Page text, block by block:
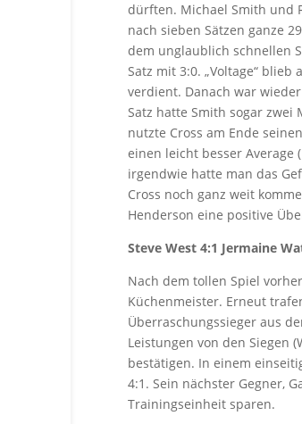
dürften. Michael Smith und
nach sieben Sätzen ganze
dem unglaublich schnellen
Satz mit 3:0. „Voltage“
verdient. Danach war
Satz hatte Smith sogar
nutzte Cross am Ende
einen leicht besser Average
irgendwie hatte man das
Cross noch ganz weit
Henderson eine positive
Steve West 4:1 Jermaine
Nach dem tollen Spiel
Küchenmeister. Erneut
Überraschungssieger aus
Leistungen von den Siegen
bestätigen. In einem
4:1. Sein nächster Gegner,
Trainingseinheit sparen.